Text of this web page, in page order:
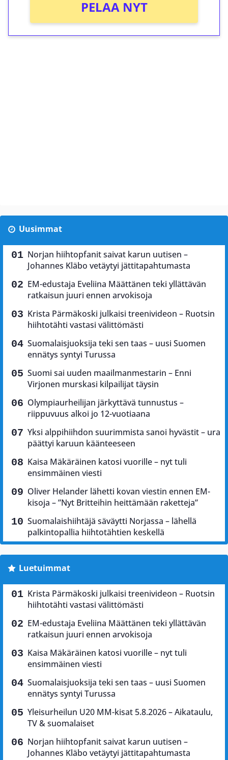
PELAA NYT
Uusimmat
Norjan hiihtopfanit saivat karun uutisen –
Johannes Kläbo vetäytyi jättitapahtumasta
EM-edustaja Eveliina Määttänen teki yllättävän
ratkaisun juuri ennen arvokisoja
Krista Pärmäkoski julkaisi treenivideon – Ruotsin
hiihtotähti vastasi välittömästi
Suomalaisjuoksija teki sen taas – uusi Suomen
ennätys syntyi Turussa
Suomi sai uuden maailmanmestarin – Enni
Virjonen murskasi kilpailijat täysin
Olympiaurheilijan järkyttävä tunnustus –
riippuvuus alkoi jo 12-vuotiaana
Yksi alppihiihdon suurimmista sanoi hyvästit – ura
päättyi karuun käänteeseen
Kaisa Mäkäräinen katosi vuorille – nyt tuli
ensimmäinen viesti
Oliver Helander lähetti kovan viestin ennen EM-
kisoja – ”Nyt Britteihin heittämään raketteja”
Suomalaishiihtäjä säväytti Norjassa – lähellä
palkintopallia hiihtotähtien keskellä
Luetuimmat
Krista Pärmäkoski julkaisi treenivideon – Ruotsin
hiihtotähti vastasi välittömästi
EM-edustaja Eveliina Määttänen teki yllättävän
ratkaisun juuri ennen arvokisoja
Kaisa Mäkäräinen katosi vuorille – nyt tuli
ensimmäinen viesti
Suomalaisjuoksija teki sen taas – uusi Suomen
ennätys syntyi Turussa
Yleisurheilun U20 MM-kisat 5.8.2026 – Aikataulu,
TV & suomalaiset
Norjan hiihtopfanit saivat karun uutisen –
Johannes Kläbo vetäytyi jättitapahtumasta